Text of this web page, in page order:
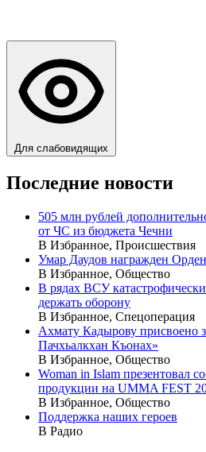
Для слабовидящих
Последние новости
505 млн рублей
от ЧС из бюджета Чечни
В Избранное, Происшествия
Умар Даудов награжден
В Избранное, Общество
В рядах ВСУ
держать оборону
В Избранное, Спецоперация
Ахмату Кадырову присвоено
Пачхьалкхан Къонах»
В Избранное, Общество
Woman in Islam презентовал
продукции на UMMA FEST
В Избранное, Общество
Поддержка наших героев
В Радио